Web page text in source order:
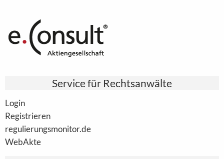
Service für Rechtsanwälte
Login
Registrieren
regulierungsmonitor.de
WebAkte